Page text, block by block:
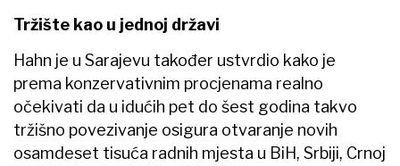
Tržište kao u jednoj državi
Hahn je u Sarajevu također ustvrdio kako je
prema konzervativnim procjenama realno
očekivati da u idućih pet do šest godina takvo
tržišno povezivanje osigura otvaranje novih
osamdeset tisuća radnih mjesta u BiH, Srbiji, Crnoj